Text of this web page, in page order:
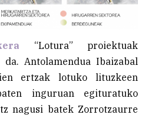
“Lotura” proiektuak
da. Antolamendua Ibaizabal
ertzak lotuko lituzkeen
inguruan egituratuko
nagusi batek Zorrotzaurre